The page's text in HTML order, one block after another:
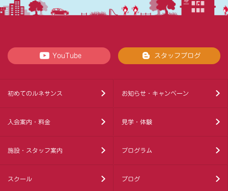
YouTube スタッフブログ
初めてのルネサンス お知らせ・キャンペーン
入会案内・料金 見学・体験
施設・スタッフ案内 プログラム
スクール ブログ